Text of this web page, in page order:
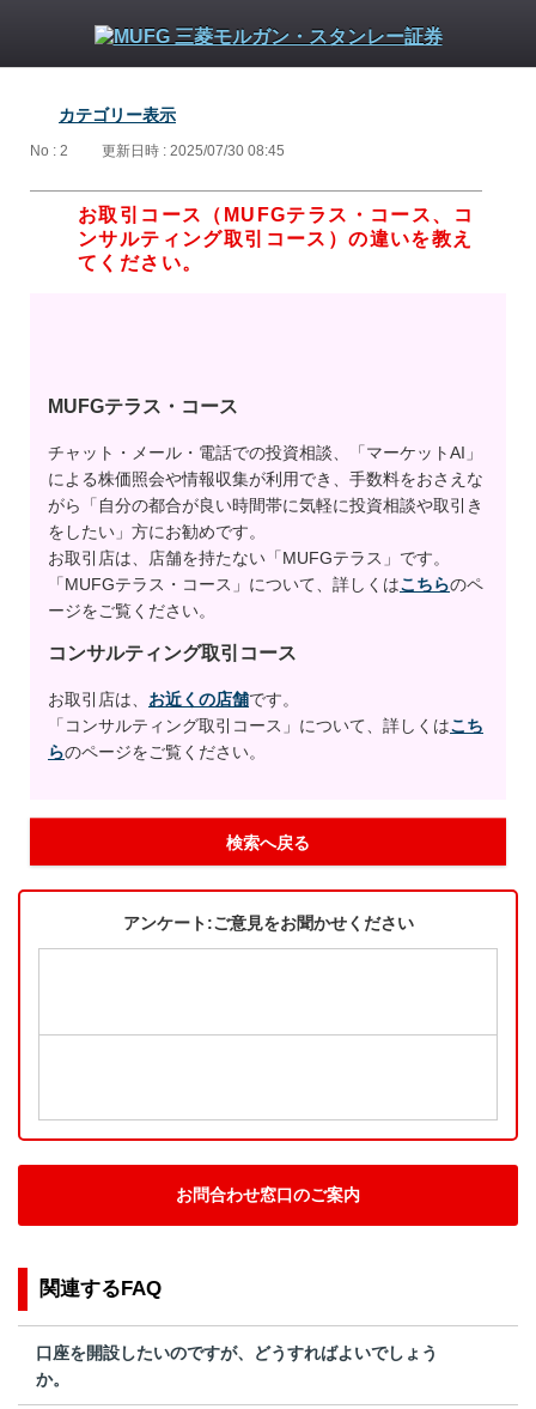
カテゴリー表示
No : 2 更新日時 : 2025/07/30 08:45
お取引コース（MUFGテラス・コース、コ
ンサルティング取引コース）の違いを教え
てください。
MUFGテラス・コース
チャット・メール・電話での投資相談、「マーケットAI」
による株価照会や情報収集が利用でき、手数料をおさえな
がら「自分の都合が良い時間帯に気軽に投資相談や取引き
をしたい」方にお勧めです。
お取引店は、店舗を持たない「MUFGテラス」です。
「MUFGテラス・コース」について、詳しくはこちらのペ
ージをご覧ください。
コンサルティング取引コース
お取引店は、 お近くの店舗です。
「コンサルティング取引コース」について、詳しくはこち
らのページをご覧ください。
検索へ戻る
アンケート:ご意見をお聞かせください
お問合わせ窓口のご案内
関連するFAQ
口座を開設したいのですが、どうすればよいでしょう
か。